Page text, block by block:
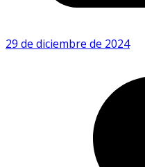
29 de diciembre de 2024